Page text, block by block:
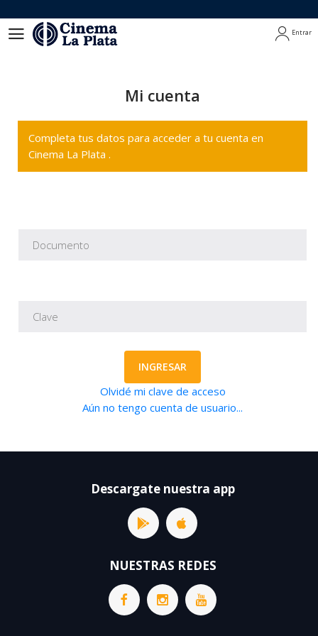
Entrar
Mi cuenta
Completa tus datos para acceder a tu cuenta en
Cinema La Plata .
INGRESAR
Olvidé mi clave de acceso
Aún no tengo cuenta de usuario...
Descargate nuestra app
NUESTRAS REDES